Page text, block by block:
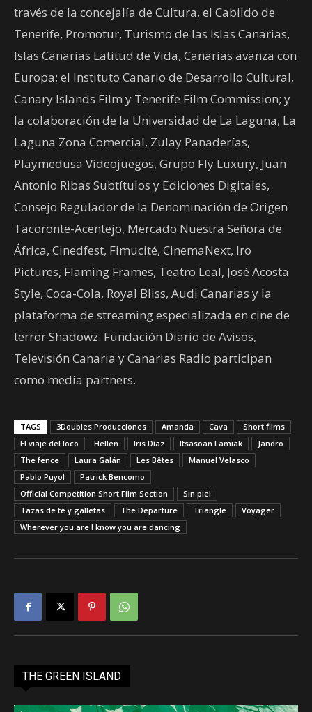
través de la concejalía de Cultura, el Cabildo de
Tenerife, Promotur, Turismo de las Islas Canarias,
Islas Canarias Latitud de Vida, Canarias avanza con
Europa; el Instituto Canario de Desarrollo Cultural,
Canary Islands Film y Tenerife Film Commission; y
la colaboración de la Universidad de La Laguna, La
Laguna Zona Comercial, Zulay Panaderías,
Playmedusa Videojuegos, Grupo Fly Luxury, Juan
Antonio Ribas Subtítulos y Ediciones Digitales,
Consejo Regulador de la Denominación de Origen
Tacoronte-Acentejo, Mercado Nuestra Señora de
África, Cinedfest, Fimucité, CinemaNext, Iro
Pictures, Flaming Frames, Teatro Leal, José Acosta
Style, Coca-Cola, Royal Bliss, Audi Canarias y la
plataforma de streaming especializada en cine de
terror Shadowz. Fundación Diario de Avisos,
Televisión Canaria y Canarias Radio participan
como media partners.
TAGS 3Doubles Producciones Amanda Cava
Short films
El viaje del loco
Hellen Iris Díaz Itsasoan Lamiak
Jandro
The fence
Laura Galán Les Bêtes
Manuel Velasco
Pablo Puyol
Patrick Bencomo
Official Competition Short Film Section
Sin piel
Tazas de té y galletas
The Departure Triangle
Voyager
Wherever you are I know you are dancing
THE GREEN ISLAND